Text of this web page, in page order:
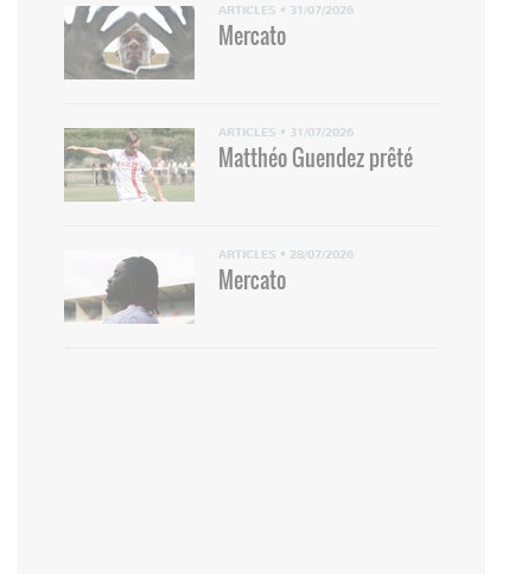
ARTICLES • 31/07/2026
Mercato
ARTICLES • 31/07/2026
Matthéo Guendez prêté
ARTICLES • 28/07/2026
Mercato